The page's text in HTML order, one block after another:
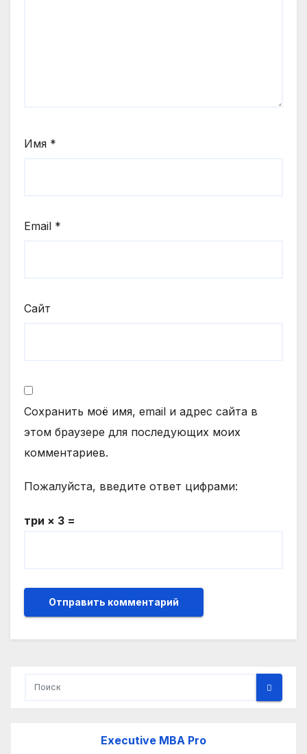
Имя *
Email *
Сайт
Сохранить моё имя, email и адрес сайта в
этом браузере для последующих моих
комментариев.
Пожалуйста, введите ответ цифрами:
три × 3 =
Executive MBA Pro